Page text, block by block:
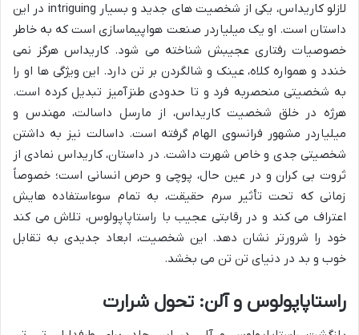
لازلو کاریداس، یکی از شخصیت های جدید و بسیار intriguing در این
داستان است. او یک میلیاردر صنعت هواپیماسازی است که به خاطر
خصوصیات رفتاری عجیبش شناخته می شود. کاریداس هرگز نمی
خندد و همواره کلاه، عینک و شالگردن بر تن دارد. این ویژگی ها او را
به شخصیتی منحصربه فرد و تا حدودی طنزآمیز تبدیل کرده است.
هرژه در خلق شخصیت کاریداس، از مارسل داسالت، مهندس و
میلیاردر مشهور فرانسوی الهام گرفته است. داسالت نیز به داشتن
شخصیتی جدی و خاص شهرت داشت. در داستان، کاریداس نمادی از
ثروت بی کران و در عین حال، پوچی و حرص انسانی است؛ خصوصاً
زمانی که تحت تأثیر سرم حقیقت، به تمام سوءاستفاده هایش
اعتراف می کند و در رقابتی عجیب با راستاپاپولوس، تلاش می کند
خود را شرورتر نشان دهد. این شخصیت، ابعاد جدیدی به تقابل
خوب و بد در دنیای تن تن می بخشد.
راستاپاپولوس و آلن: تحول شرارت